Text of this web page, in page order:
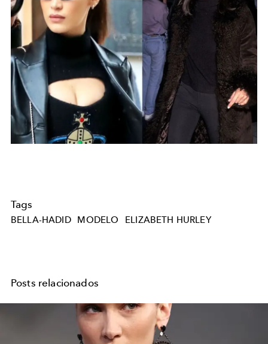
Tags
BELLA-HADID MODELO ELIZABETH HURLEY
Posts relacionados